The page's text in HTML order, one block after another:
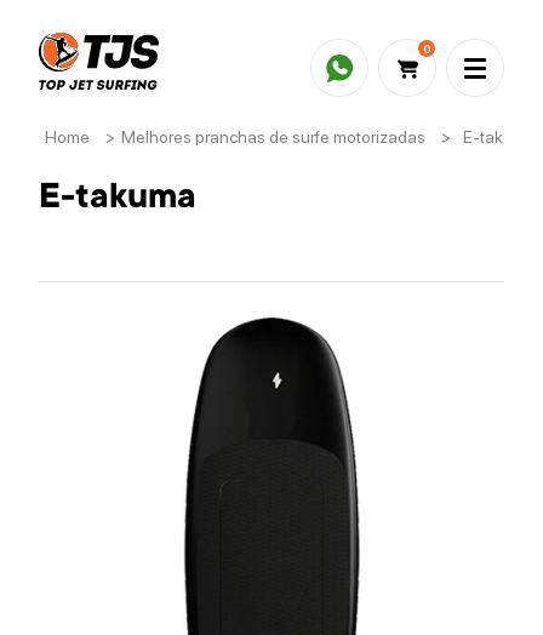
0
Home > Melhores pranchas de surfe motorizadas > E-takuma
E-takuma